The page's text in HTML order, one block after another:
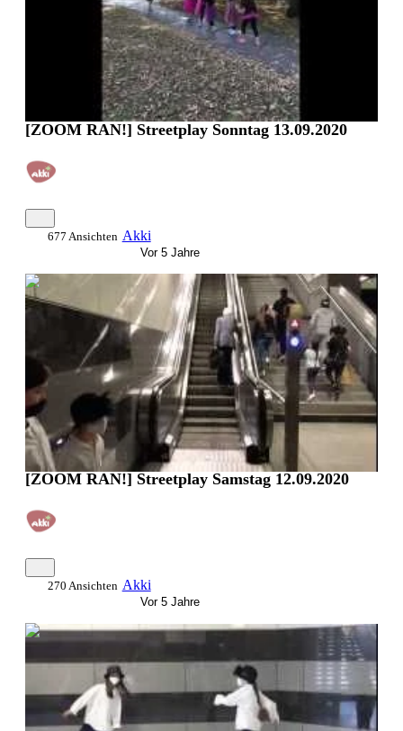
[ZOOM RAN!] Streetplay Sonntag 13.09.2020
677 Ansichten Akki
Vor 5 Jahre
0:02:23
[ZOOM RAN!] Streetplay Samstag 12.09.2020
270 Ansichten Akki
Vor 5 Jahre
0:00:56